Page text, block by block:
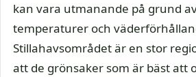
kan vara utmanande på grund
temperaturer och
Stillahavsområdet är en stor
att de grönsaker som är bäst att